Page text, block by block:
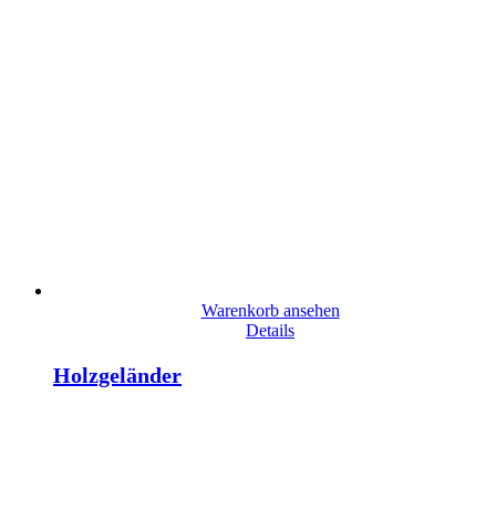
Warenkorb ansehen
Details
Holzgeländer